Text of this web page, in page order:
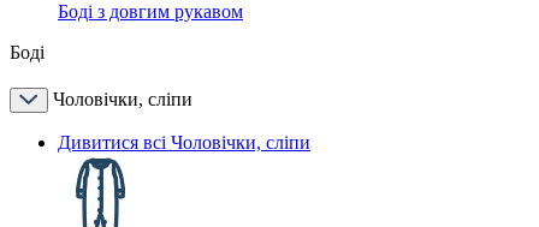
Боді з довгим рукавом
Боді
Чоловічки, сліпи
Дивитися всі Чоловічки, сліпи